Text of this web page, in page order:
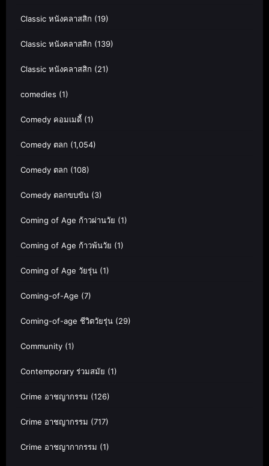
Classic หนังคลาสสิก (19)
Classic หนังคลาสสิก (139)
Classic หนังคลาสสิก (21)
comedies (1)
Comedy คอมเมดี้ (1)
Comedy ตลก (1,054)
Comedy ตลก (108)
Comedy ตลกขบขัน (3)
Coming of Age ก้าวผ่านวัย (1)
Coming of Age ก้าวพ้นวัย (1)
Coming of Age วัยรุ่น (1)
Coming-of-Age (7)
Coming-of-age ชีวิตวัยรุ่น (29)
Community (1)
Contemporary ร่วมสมัย (1)
Crime อาชญากรรม (126)
Crime อาชญากรรม (717)
Crime อาชญากากรรม (1)